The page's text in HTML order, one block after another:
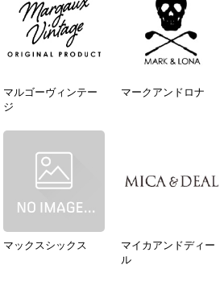
マルゴーヴィンテー
ジ
マークアンドロナ
マックスシックス
マイカアンドディー
ル